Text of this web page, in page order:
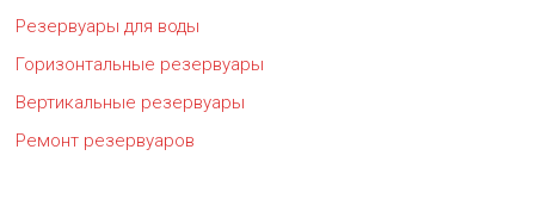
Резервуары для воды
Горизонтальные резервуары
Вертикальные резервуары
Ремонт резервуаров